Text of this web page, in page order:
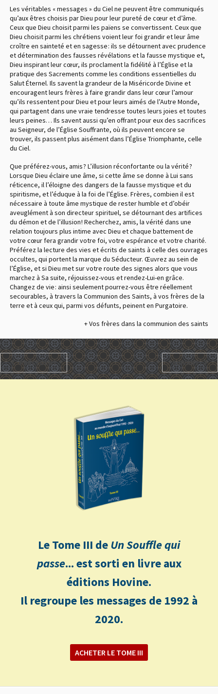
Les véritables « messages » du Ciel ne peuvent être communiqués
qu’aux êtres choisis par Dieu pour leur pureté de cœur et d’âme.
Ceux que Dieu choisit parmi les païens se convertissent. Ceux que
Dieu choisit parmi les chrétiens voient leur foi grandir et leur âme
croître en sainteté et en sagesse : ils se détournent avec prudence
et détermination des fausses révélations et la fausse mystique et,
Dieu inspirant leur cœur, ils proclament la fidélité à l’Église et la
pratique des Sacrements comme les conditions essentielles du
Salut Éternel. Ils savent la grandeur de la Miséricorde Divine et
encouragent leurs frères à faire grandir dans leur cœur l’amour
qu’ils ressentent pour Dieu et pour leurs aimés de l’Autre Monde,
qui partagent dans une vraie tendresse toutes leurs joies et toutes
leurs peines… Ils savent aussi qu’en offrant pour eux des sacrifices
au Seigneur, de l’Église Souffrante, où ils peuvent encore se
trouver, ils passent plus aisément dans l’Église Triomphante, celle
du Ciel.
Que préférez-vous, amis ? L’illusion réconfortante ou la vérité ?
Lorsque Dieu éclaire une âme, si cette âme se donne à Lui sans
réticence, il l’éloigne des dangers de la fausse mystique et du
spiritisme, et l’éduque à la foi de l’Église. Frères, combien il est
nécessaire à toute âme mystique de rester humble et d’obéir
aveuglément à son directeur spirituel, se détournant des artifices
du démon et de l’illusion ! Recherchez, amis, la vérité dans une
relation toujours plus intime avec Dieu et chaque battement de
votre cœur fera grandir votre foi, votre espérance et votre charité.
Préférez la lecture des vies et écrits de saints à celle des ouvrages
occultes, qui portent la marque du Séducteur. Œuvrez au sein de
l’Église, et si Dieu met sur votre route des signes alors que vous
marchez à Sa suite, réjouissez-vous et rendez-Lui-en grâce.
Changez de vie : ainsi seulement pourrez-vous être réellement
secourables, à travers la Communion des Saints, à vos frères de la
terre et à ceux qui, parmi vos défunts, peinent en Purgatoire.
+ Vos frères dans la communion des saints
PRÉCÉDENT SUIVANT
Le Tome III deUn Souffle qui
passe... est sorti en livre aux
éditions Hovine.
Il regroupe les messages de 1992 à
2020.
ACHETER LE TOME III